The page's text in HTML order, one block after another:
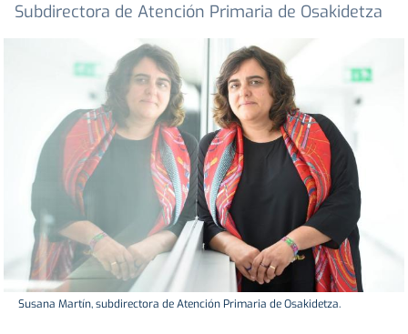
Subdirectora de Atención Primaria de Osakidetza
Susana Martín, subdirectora de Atención Primaria de Osakidetza.